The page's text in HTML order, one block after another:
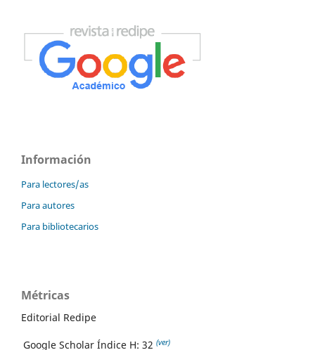
Información
Para lectores/as
Para autores
Para bibliotecarios
Métricas
Editorial Redipe
Google Scholar Índice H: 32 (ver)